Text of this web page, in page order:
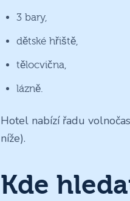
3 bary,
dětské hřiště,
tělocvična,
lázně.
Hotel nabízí řadu
níže).
Kde